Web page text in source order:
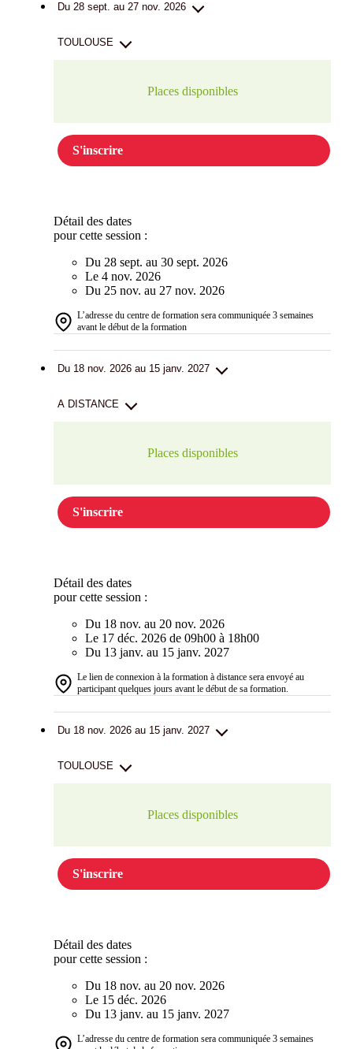
Du 28 sept. au 27 nov. 2026
TOULOUSE
Places disponibles
S'inscrire
Détail des dates
pour cette session :
Du 28 sept. au 30 sept. 2026
Le 4 nov. 2026
Du 25 nov. au 27 nov. 2026
L’adresse du centre de formation sera communiquée 3 semaines
avant le début de la formation
Du 18 nov. 2026 au 15 janv. 2027
A DISTANCE
Places disponibles
S'inscrire
Détail des dates
pour cette session :
Du 18 nov. au 20 nov. 2026
Le 17 déc. 2026 de 09h00 à 18h00
Du 13 janv. au 15 janv. 2027
Le lien de connexion à la formation à distance sera envoyé au
participant quelques jours avant le début de sa formation.
Du 18 nov. 2026 au 15 janv. 2027
TOULOUSE
Places disponibles
S'inscrire
Détail des dates
pour cette session :
Du 18 nov. au 20 nov. 2026
Le 15 déc. 2026
Du 13 janv. au 15 janv. 2027
L’adresse du centre de formation sera communiquée 3 semaines